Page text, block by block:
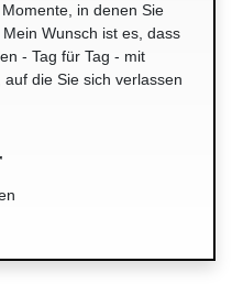
in denen Sie
Wunsch ist es, dass
- Tag für Tag - mit
die Sie sich verlassen